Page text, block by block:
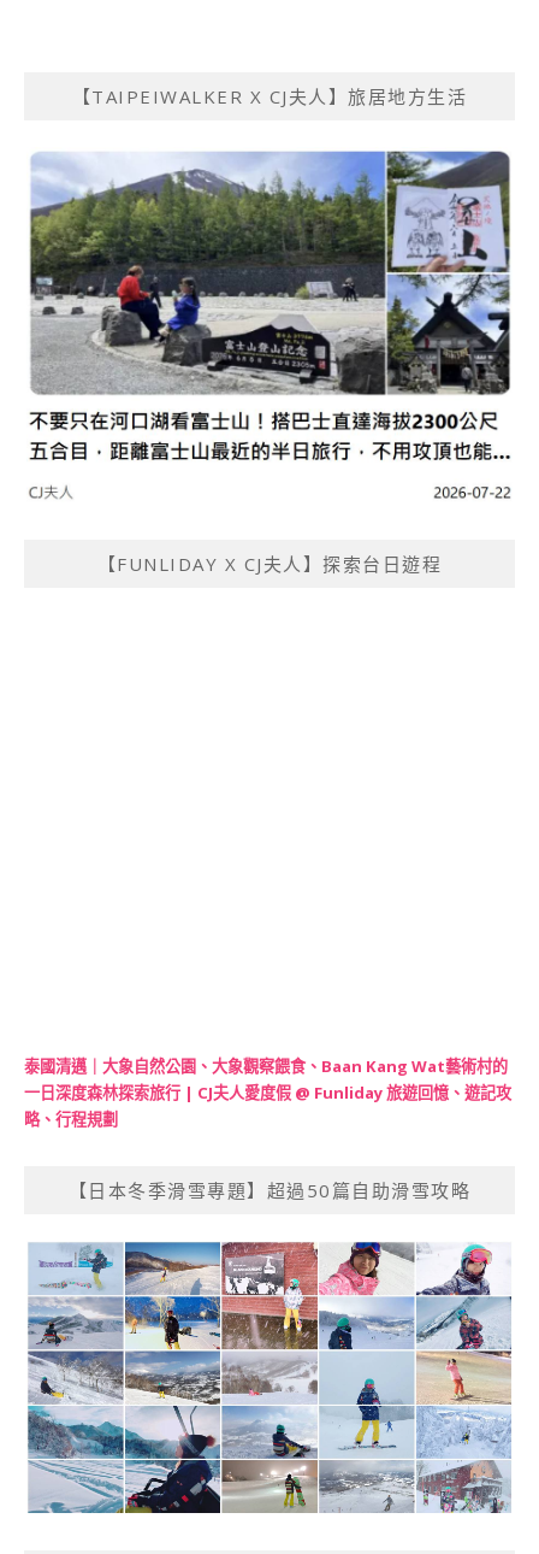
【TAIPEIWALKER X CJ夫人】旅居地方生活
【FUNLIDAY X CJ夫人】探索台日遊程
泰國清邁｜大象自然公園、大象觀察餵食、Baan Kang Wat藝術村的
一日深度森林探索旅行 | CJ夫人愛度假 @ Funliday 旅遊回憶、遊記攻
略、行程規劃
【日本冬季滑雪專題】超過50篇自助滑雪攻略